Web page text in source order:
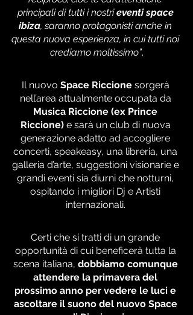
principali di tutti i nostri eventi space
ibiza, saranno protagonisti anche in
questa nuova esperienza, in cui tutti noi
crediamo moltissimo”.
Il nuovo Space Riccione sorgerà
nell’area attualmente occupata da
Musica Riccione (ex Prince
Riccione) e sarà un club di nuova
generazione adatto ad accogliere
concerti, speakeasy, una libreria, una
galleria d’arte, suggestioni visionarie e
grandi eventi sia diurni che notturni,
ospitando i migliori Dj e Artisti
internazionali.
Certi che si tratti di un grande
opportunità di cui beneficerà tutta la
scena italiana, dobbiamo comunque
attendere la primavera del
prossimo anno per vedere le luci e
ascoltare il suono del nuovo Space